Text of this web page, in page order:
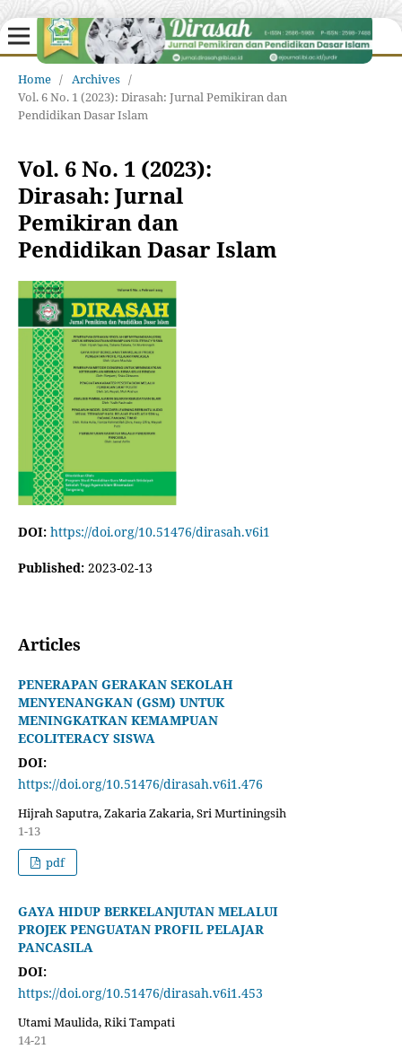
Home / Archives /
Vol. 6 No. 1 (2023): Dirasah: Jurnal Pemikiran dan
Pendidikan Dasar Islam
Vol. 6 No. 1 (2023):
Dirasah: Jurnal
Pemikiran dan
Pendidikan Dasar Islam
DOI: https://doi.org/10.51476/dirasah.v6i1
Published: 2023-02-13
Articles
PENERAPAN GERAKAN SEKOLAH
MENYENANGKAN (GSM) UNTUK
MENINGKATKAN KEMAMPUAN
ECOLITERACY SISWA
DOI:
https://doi.org/10.51476/dirasah.v6i1.476
Hijrah Saputra, Zakaria Zakaria, Sri Murtiningsih
1-13
pdf
GAYA HIDUP BERKELANJUTAN MELALUI
PROJEK PENGUATAN PROFIL PELAJAR
PANCASILA
DOI:
https://doi.org/10.51476/dirasah.v6i1.453
Utami Maulida, Riki Tampati
14-21